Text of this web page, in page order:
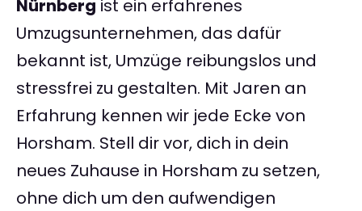
Nürnberg ist ein erfahrenes
Umzugsunternehmen, das dafür
bekannt ist, Umzüge reibungslos und
stressfrei zu gestalten. Mit Jaren an
Erfahrung kennen wir jede Ecke von
Horsham. Stell dir vor, dich in dein
neues Zuhause in Horsham zu setzen,
ohne dich um den aufwendigen